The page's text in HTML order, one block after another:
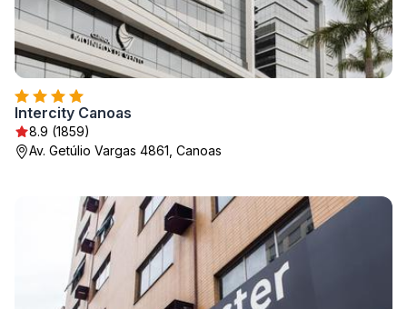
Intercity Canoas
8.9 (1859)
Av. Getúlio Vargas 4861, Canoas